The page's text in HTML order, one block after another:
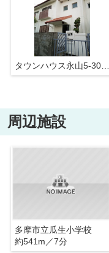
タウンハウス永山5-30-37号棟
周辺施設
多摩市立瓜生小学校
約541m／7分